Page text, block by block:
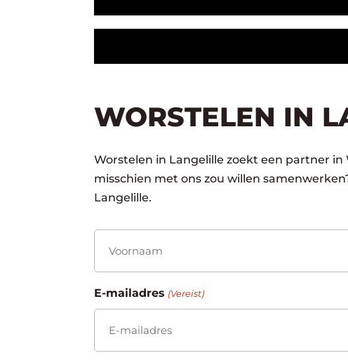
WORSTELEN IN
Worstelen in Langelille zoekt een partner
misschien met ons zou willen
Langelille.
(Vereist)
Voornaam
E-mailadres (Vereist)